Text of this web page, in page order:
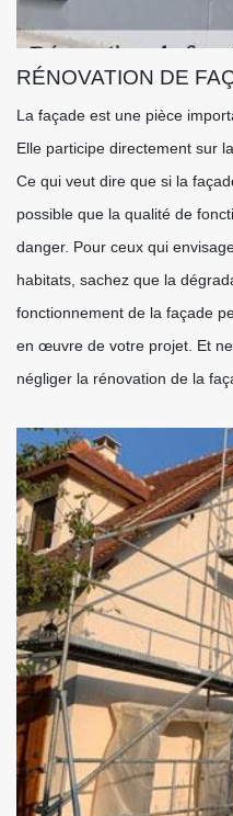
RÉNOVATION DE
La façade est une pièce
Elle participe directement sur
Ce qui veut dire que si la
possible que la qualité de
danger. Pour ceux qui
habitats, sachez que la
fonctionnement de la façade
en œuvre de votre projet. Et
négliger la rénovation de la